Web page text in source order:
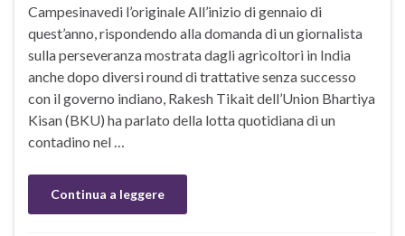
Campesinavedi l’originale All’inizio di gennaio di
quest’anno, rispondendo alla domanda di un giornalista
sulla perseveranza mostrata dagli agricoltori in India
anche dopo diversi round di trattative senza successo
con il governo indiano, Rakesh Tikait dell’Union Bhartiya
Kisan (BKU) ha parlato della lotta quotidiana di un
contadino nel …
Continua a leggere